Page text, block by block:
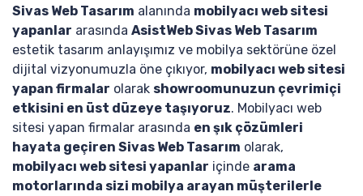
Sivas Web Tasarım alanında mobilyacı web sitesi
yapanlar arasında AsistWeb Sivas Web Tasarım
estetik tasarım anlayışımız ve mobilya sektörüne özel
dijital vizyonumuzla öne çıkıyor, mobilyacı web sitesi
yapan firmalar olarak showroomunuzun çevrimiçi
etkisini en üst düzeye taşıyoruz. Mobilyacı web
sitesi yapan firmalar arasında en şık çözümleri
hayata geçiren Sivas Web Tasarım olarak,
mobilyacı web sitesi yapanlar içinde arama
motorlarında sizi mobilya arayan müşterilerle